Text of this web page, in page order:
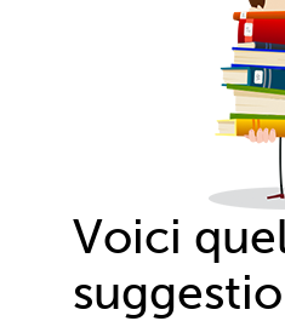
Voici